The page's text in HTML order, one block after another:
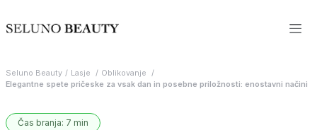
Seluno Beauty Lasje
Oblikovanje
Elegantne spete pričeske za vsak dan in posebne priložnosti: enostavni načini
Čas branja: 7 min